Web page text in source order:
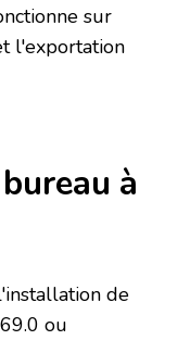
sur
l'exportation
à
de
ou